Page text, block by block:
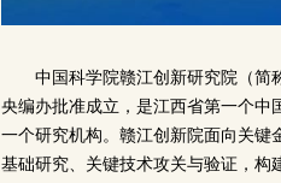
中国科学院赣江创新研究院（简
央编办批准成立，是江西省第一个中
一个研究机构。赣江创新院面向关键
基础研究、关键技术攻关与验证，构